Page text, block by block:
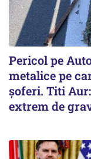
Pericol pe
metalice pe
șoferi. Titi
extrem de